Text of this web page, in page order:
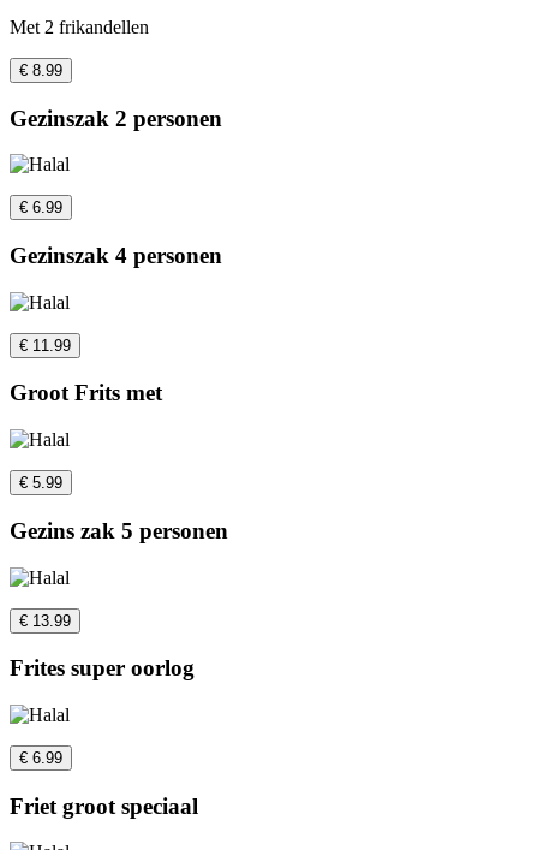
Met 2 frikandellen
€ 8.99
Gezinszak 2 personen
€ 6.99
Gezinszak 4 personen
€ 11.99
Groot Frits met
€ 5.99
Gezins zak 5 personen
€ 13.99
Frites super oorlog
€ 6.99
Friet groot speciaal